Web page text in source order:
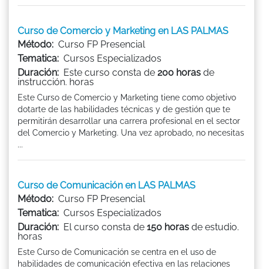
Curso de Comercio y Marketing en LAS PALMAS
Método: Curso FP Presencial
Tematica: Cursos Especializados
Duración: Este curso consta de 200 horas de
instrucción. horas
Este Curso de Comercio y Marketing tiene como objetivo
dotarte de las habilidades técnicas y de gestión que te
permitirán desarrollar una carrera profesional en el sector
del Comercio y Marketing. Una vez aprobado, no necesitas
...
Curso de Comunicación en LAS PALMAS
Método: Curso FP Presencial
Tematica: Cursos Especializados
Duración: El curso consta de 150 horas de estudio.
horas
Este Curso de Comunicación se centra en el uso de
habilidades de comunicación efectiva en las relaciones